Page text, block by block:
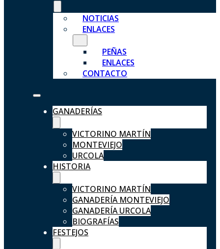
NOTICIAS
ENLACES
PEÑAS
ENLACES
CONTACTO
GANADERÍAS
VICTORINO MARTÍN
MONTEVIEJO
URCOLA
HISTORIA
VICTORINO MARTÍN
GANADERÍA MONTEVIEJO
GANADERÍA URCOLA
BIOGRAFÍAS
FESTEJOS